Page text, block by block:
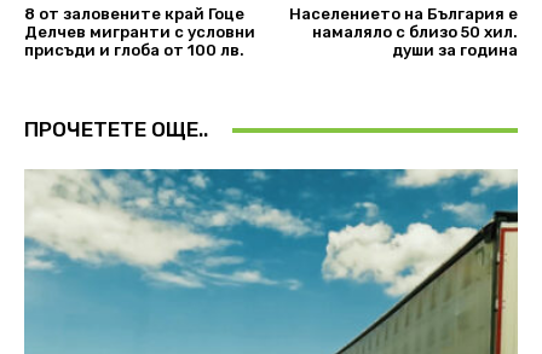
8 от заловените край Гоце
Делчев мигранти с условни
присъди и глоба от 100 лв.
Населението на България е
намаляло с близо 50 хил.
души за година
ПРОЧЕТЕТЕ ОЩЕ..